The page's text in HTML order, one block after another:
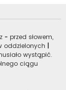
- przed słowem,
oddzielonych
wystąpić.
ciągu